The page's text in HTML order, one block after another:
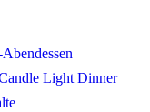
Light Dinner